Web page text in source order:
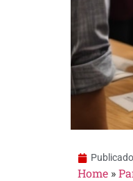
Home »